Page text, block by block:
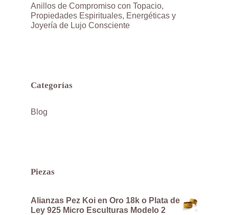
Anillos de Compromiso con Topacio,
Propiedades Espirituales, Energéticas y
Joyería de Lujo Consciente
Categorías
Blog
Piezas
Alianzas Pez Koi en Oro 18k o Plata de
Ley 925 Micro Esculturas Modelo 2